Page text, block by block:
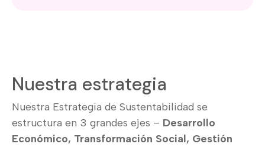
Nuestra estrategia
Nuestra Estrategia de Sustentabilidad se
estructura en 3 grandes ejes – Desarrollo
Económico, Transformación Social, Gestión